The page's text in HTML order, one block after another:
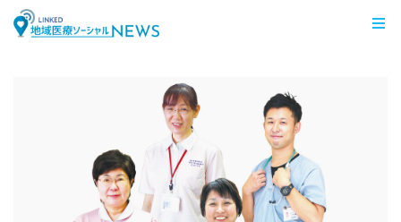
LINKED 地域医療ソーシャルNEWS